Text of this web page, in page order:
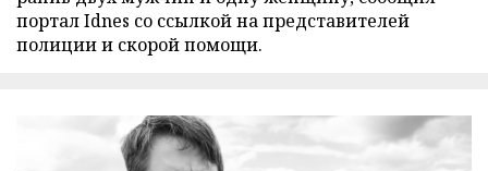
портал Idnes со ссылкой на представителей
полиции и скорой помощи.